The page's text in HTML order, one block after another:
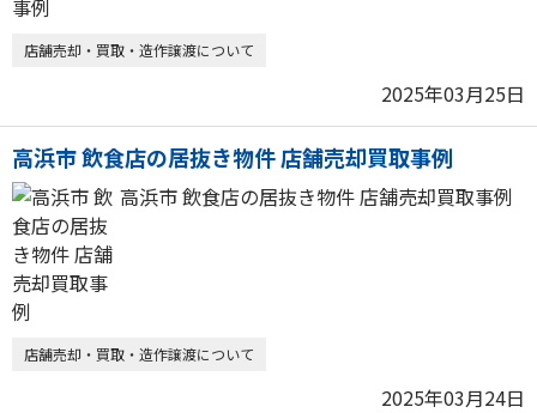
店舗売却・買取・造作譲渡について
2025年03月25日
高浜市 飲食店の居抜き物件 店舗売却買取事例
高浜市 飲食店の居抜き物件 店舗売却買取事例
店舗売却・買取・造作譲渡について
2025年03月24日